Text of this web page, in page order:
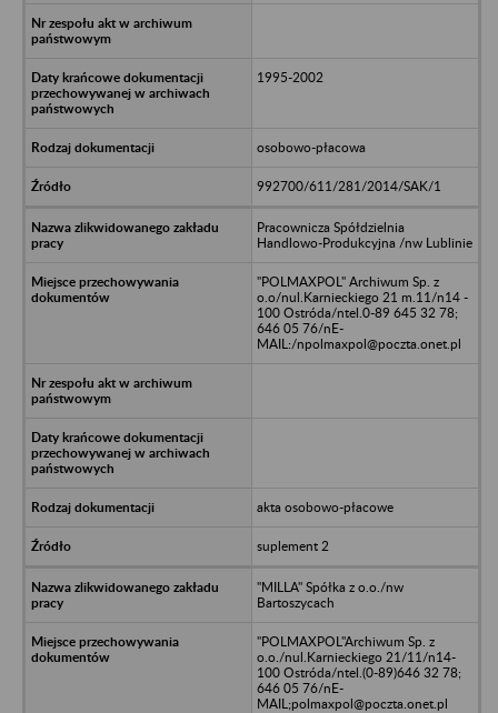
1995-2002
osobowo-płacowa
992700/611/281/2014/SAK/1
Pracownicza Spółdzielnia
Handlowo-Produkcyjna /nw Lublinie
"POLMAXPOL" Archiwum Sp. z
o.o/nul.Karnieckiego 21 m.11/n14 -
100 Ostróda/ntel.0-89 645 32 78;
646 05 76/nE-
MAIL:/npolmaxpol@poczta.onet.pl
akta osobowo-płacowe
suplement 2
"MILLA" Spółka z o.o./nw
Bartoszycach
"POLMAXPOL"Archiwum Sp. z
o.o./nul.Karnieckiego 21/11/n14-
100 Ostróda/ntel.(0-89)646 32 78;
646 05 76/nE-
MAIL;polmaxpol@poczta.onet.pl